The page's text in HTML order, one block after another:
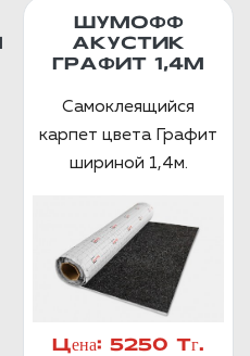
ШУМОФФ
АКУСТИК
ГРАФИТ 1,4М
Самоклеящийся
карпет цвета Графит
шириной 1,4м.
Цена: 5250 Тг.